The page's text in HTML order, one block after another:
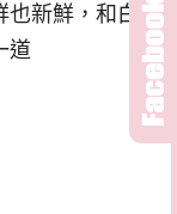
新鮮，和白
道